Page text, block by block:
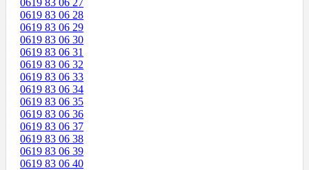
0619 83 06 27
0619 83 06 28
0619 83 06 29
0619 83 06 30
0619 83 06 31
0619 83 06 32
0619 83 06 33
0619 83 06 34
0619 83 06 35
0619 83 06 36
0619 83 06 37
0619 83 06 38
0619 83 06 39
0619 83 06 40